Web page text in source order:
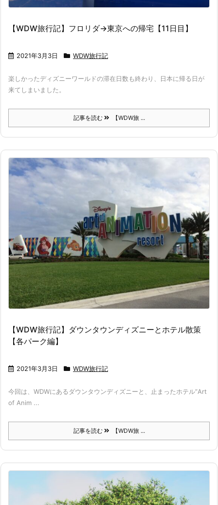
【WDW旅行記】フロリダ→東京への帰宅【11日目】
2021年3月3日 WDW旅行記
楽しかったディズニーワールドの滞在日数も終わり、日本に帰る日が
来てしまいました。
記事を読む 【WDW旅 ...
【WDW旅行記】ダウンタウンディズニーとホテル散策
【各パーク編】
2021年3月3日 WDW旅行記
今回は、WDWにあるダウンタウンディズニーと、止まったホテル”Art
of Anim ...
記事を読む 【WDW旅 ...